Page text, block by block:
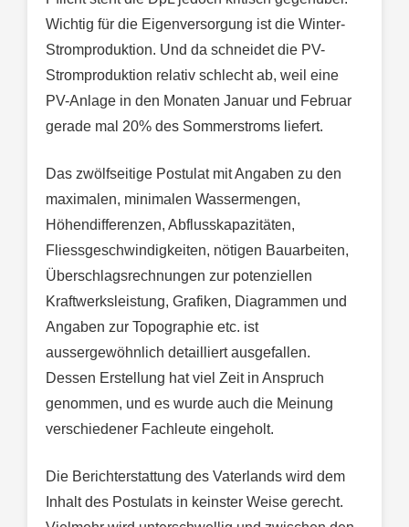
Wichtig für die Eigenversorgung ist die Winter-
Stromproduktion. Und da schneidet die PV-
Stromproduktion relativ schlecht ab, weil eine
PV-Anlage in den Monaten Januar und Februar
gerade mal 20% des Sommerstroms liefert.
Das zwölfseitige Postulat mit Angaben zu den
maximalen, minimalen Wassermengen,
Höhendifferenzen, Abflusskapazitäten,
Fliessgeschwindigkeiten, nötigen Bauarbeiten,
Überschlagsrechnungen zur potenziellen
Kraftwerksleistung, Grafiken, Diagrammen und
Angaben zur Topographie etc. ist
aussergewöhnlich detailliert ausgefallen.
Dessen Erstellung hat viel Zeit in Anspruch
genommen, und es wurde auch die Meinung
verschiedener Fachleute eingeholt.
Die Berichterstattung des Vaterlands wird dem
Inhalt des Postulats in keinster Weise gerecht.